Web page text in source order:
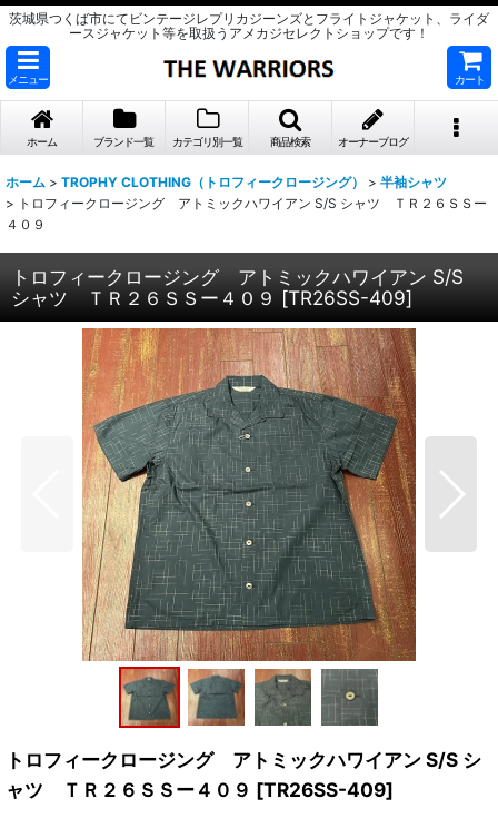
茨城県つくば市にてビンテージレプリカジーンズとフライトジャケット、ライダ
ースジャケット等を取扱うアメカジセレクトショップです！
メニュー カート
ホーム ブランド一覧 カテゴリ別一覧 商品検索 オーナーブログ
ホーム > TROPHY CLOTHING（トロフィークロージング） > 半袖シャツ
> トロフィークロージング アトミックハワイアン S/S シャツ ＴＲ２６ＳＳー
４０９
トロフィークロージング アトミックハワイアン S/S
シャツ ＴＲ２６ＳＳー４０９ [TR26SS-409]
トロフィークロージング アトミックハワイアン S/S シ
ャツ ＴＲ２６ＳＳー４０９ [TR26SS-409]